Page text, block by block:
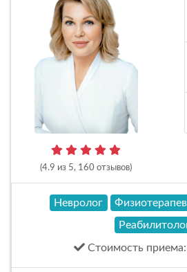
(4.9 из 5, 160 отзывов)
Невролог
Стоимость приема: